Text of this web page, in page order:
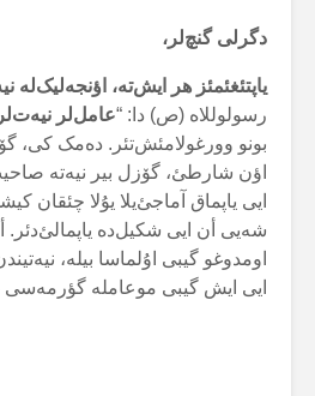
دگرلی گنچ‌لر،
یاپتئغئمئز هر ایش‌تە، اؤنجەلیک‌لە
رسولوللاە (ص) دا: “عامل‌لر
بونو وورغولامئش‌تئر. دەمک کی،
اؤن شارطئ، گۆزل بیر نیەتە
ایی یاپماق آماجئ‌یلا یۇلا چئقان
شەیی أن ایی شکیل‌دە یاپمالئ‌دئر.
اومدوغو گیبی اۇلماسا بیلە،
ایی ایش گیبی موعاملە گؤرمەسی